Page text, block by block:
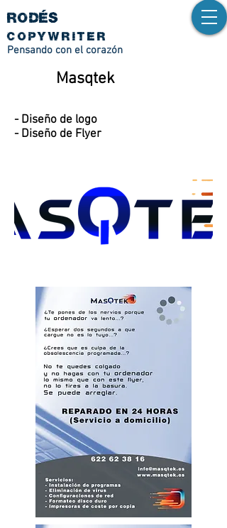
RODÉS
Pensando con el corazón
copywriter
Masqtek
- Diseño de logo
- Diseño de Flyer